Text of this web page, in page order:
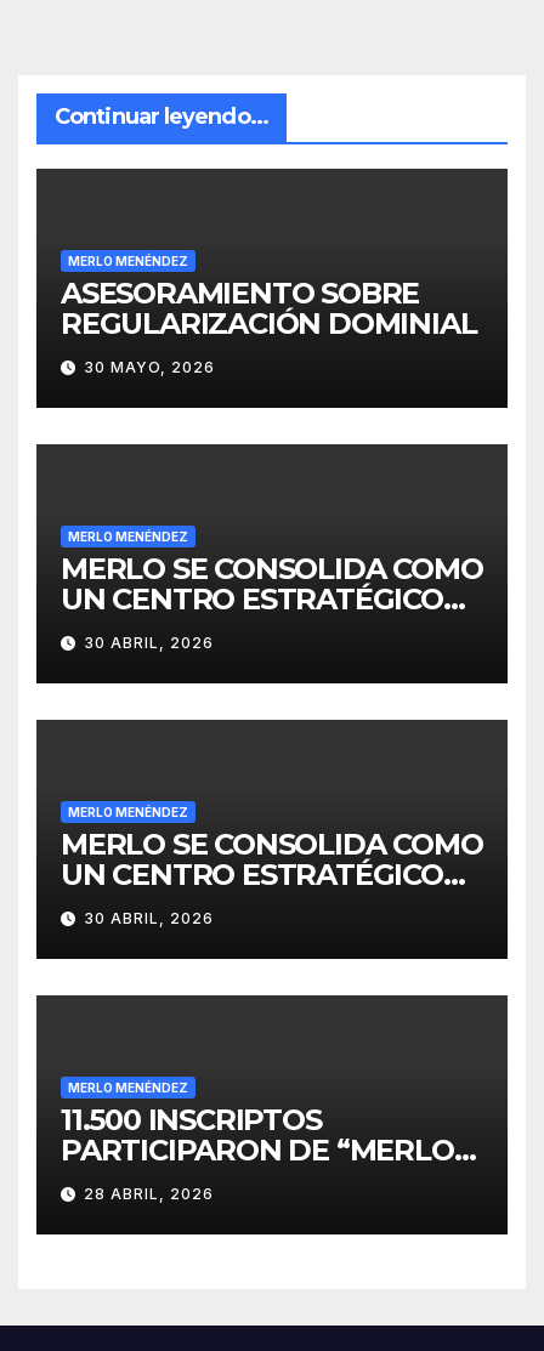
Continuar leyendo...
MERLO MENÉNDEZ
ASESORAMIENTO SOBRE
REGULARIZACIÓN DOMINIAL
30 MAYO, 2026
MERLO MENÉNDEZ
MERLO SE CONSOLIDA COMO
UN CENTRO ESTRATÉGICO
PARA EL DESARROLLO DE
INVERSIONES
30 ABRIL, 2026
MERLO MENÉNDEZ
MERLO SE CONSOLIDA COMO
UN CENTRO ESTRATÉGICO
PARA EL DESARROLLO DE
INVERSIONES
30 ABRIL, 2026
MERLO MENÉNDEZ
11.500 INSCRIPTOS
PARTICIPARON DE “MERLO
CORRE POR MALVINAS”
28 ABRIL, 2026